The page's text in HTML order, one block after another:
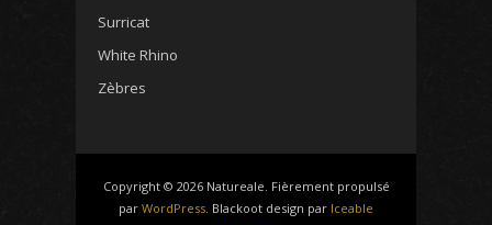
Surricat
White Rhino
Zèbres
Copyright © 2026 Natureale. Fièrement propulsé
par WordPress . Blackoot design par Iceable